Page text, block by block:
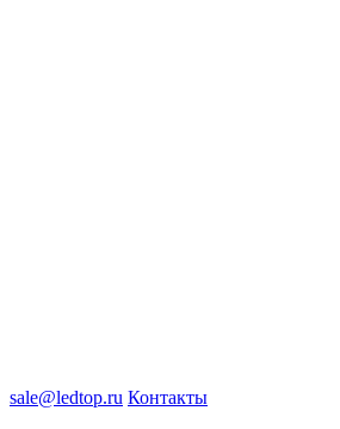
sale@ledtop.ru Контакты